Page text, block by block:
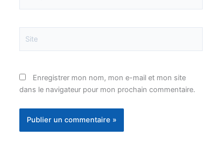
Enregistrer mon nom, mon e-mail et mon site
dans le navigateur pour mon prochain commentaire.